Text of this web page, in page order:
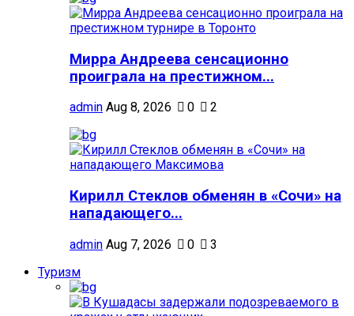
Мирра Андреева сенсационно
проиграла на престижном...
admin Aug 8, 2026 0 2
Кирилл Стеклов обменян в «Сочи» на
нападающего...
admin Aug 7, 2026 0
3
Туризм